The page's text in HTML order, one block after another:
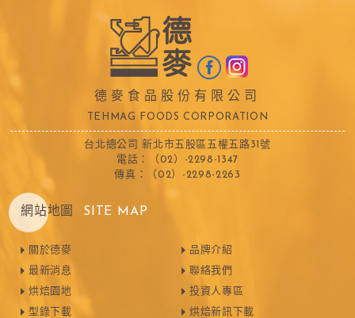
德麥食品股份有限公司
TEHMAG FOODS CORPORATION
台北總公司 新北市五股區五權五路31號
電話：（02）-2298-1347
傳真：（02）-2298-2263
網站地圖 SITE MAP
關於德麥
最新消息
烘焙園地
型錄下載
品牌介紹
聯絡我們
投資人專區
烘焙新訊下載